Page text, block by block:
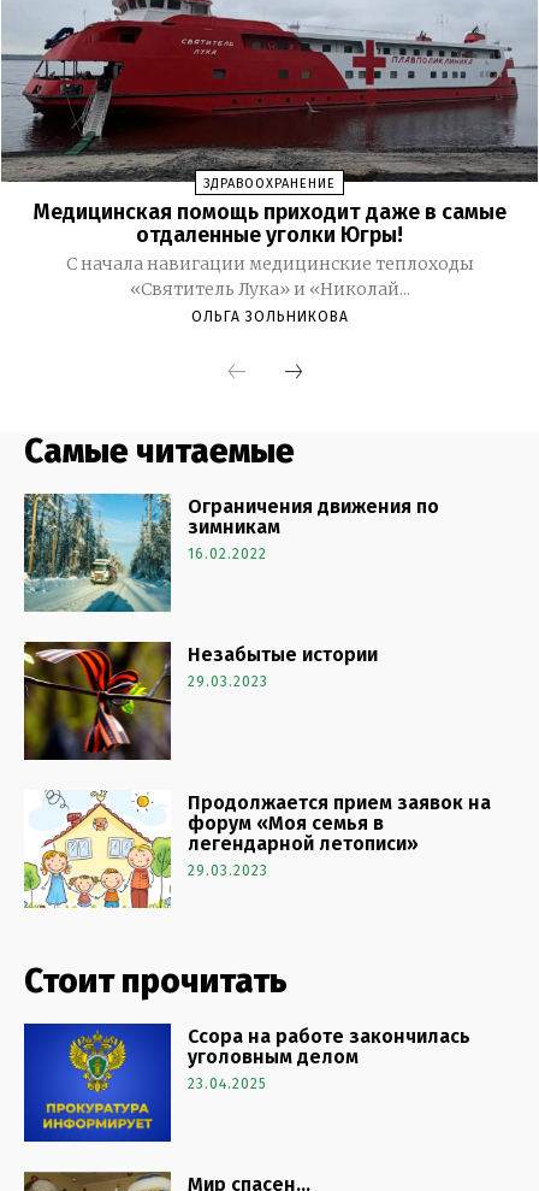
Самые читаемые
Ограничения движения по
зимникам
16.02.2022
Незабытые истории
29.03.2023
Продолжается прием заявок на
форум «Моя семья в
легендарной летописи»
29.03.2023
Стоит прочитать
Ссора на работе закончилась
уголовным делом
23.04.2025
Мир спасен…